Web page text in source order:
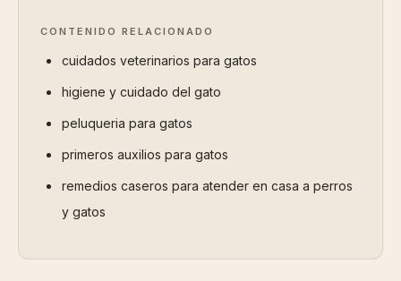
CONTENIDO RELACIONADO
cuidados veterinarios para gatos
higiene y cuidado del gato
peluqueria para gatos
primeros auxilios para gatos
remedios caseros para atender en casa a perros
y gatos